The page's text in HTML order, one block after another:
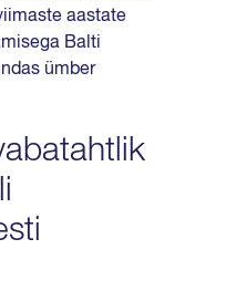
aastate
Balti
ümber